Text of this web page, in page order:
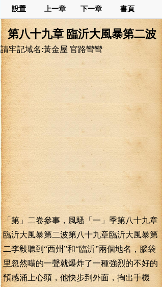
設置 上一章 下一章 書頁
第八十九章 臨沂大風暴第二波
請牢記域名:黃金屋 官路彎彎
「第」二卷參事，風騷「一」季第八十九章
臨沂大風暴第二波第八十九章臨沂大風暴第
二李毅聽到“西州”和“臨沂”兩個地名，腦袋
里忽然嗡的一聲就爆炸了一種強烈的不好的
預感涌上心頭，他快步到外面，掏出手機